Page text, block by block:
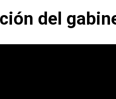
del